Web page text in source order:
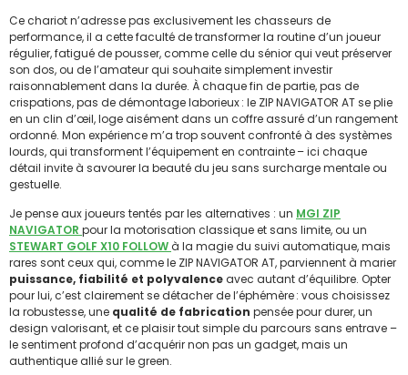
Ce chariot n’adresse pas exclusivement les chasseurs de
performance, il a cette faculté de transformer la routine d’un joueur
régulier, fatigué de pousser, comme celle du sénior qui veut préserver
son dos, ou de l’amateur qui souhaite simplement investir
raisonnablement dans la durée. À chaque fin de partie, pas de
crispations, pas de démontage laborieux : le ZIP NAVIGATOR AT se plie
en un clin d’œil, loge aisément dans un coffre assuré d’un rangement
ordonné. Mon expérience m’a trop souvent confronté à des systèmes
lourds, qui transforment l’équipement en contrainte – ici chaque
détail invite à savourer la beauté du jeu sans surcharge mentale ou
gestuelle.
Je pense aux joueurs tentés par les alternatives : un MGI ZIP
NAVIGATOR pour la motorisation classique et sans limite, ou un
STEWART GOLF X10 FOLLOWà la magie du suivi automatique, mais
rares sont ceux qui, comme le ZIP NAVIGATOR AT, parviennent à marier
puissance, fiabilité et polyvalenceavec autant d’équilibre. Opter
pour lui, c’est clairement se détacher de l’éphémère : vous choisissez
la robustesse, une qualité de fabrication pensée pour durer, un
design valorisant, et ce plaisir tout simple du parcours sans entrave –
le sentiment profond d’acquérir non pas un gadget, mais un
authentique allié sur le green.